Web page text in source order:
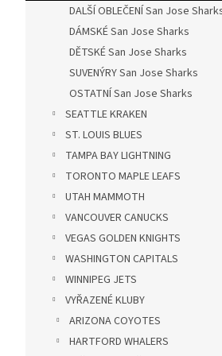
DALŠÍ OBLEČENÍ San Jose
DÁMSKÉ San Jose Sharks
DĚTSKÉ San Jose Sharks
SUVENÝRY San Jose Sharks
OSTATNÍ San Jose Sharks
SEATTLE KRAKEN
ST. LOUIS BLUES
TAMPA BAY LIGHTNING
TORONTO MAPLE LEAFS
UTAH MAMMOTH
VANCOUVER CANUCKS
VEGAS GOLDEN KNIGHTS
WASHINGTON CAPITALS
WINNIPEG JETS
VYŘAZENÉ KLUBY
ARIZONA COYOTES
HARTFORD WHALERS